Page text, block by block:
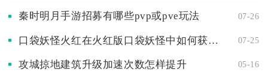
秦时明月手游招募有哪些pvp或pve玩法 07-26
口袋妖怪火红在火红版口袋妖怪中如何获取闪光术的方法 07-25
攻城掠地建筑升级加速次数怎样提升 05-16